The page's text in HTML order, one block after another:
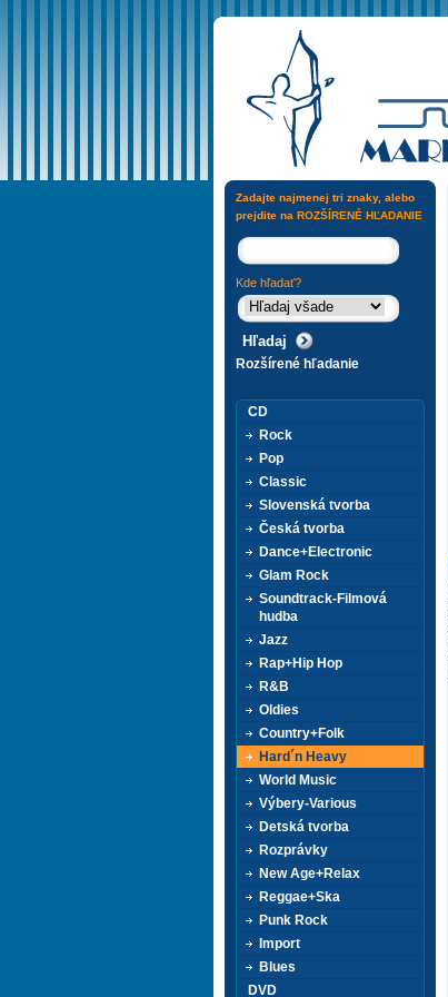
Zadajte najmenej tri znaky, alebo
prejdite na ROZŠÍRENÉ HĽADANIE
Kde hľadať?
Rozšírené hľadanie
CD
Rock
Pop
Classic
Slovenská tvorba
Česká tvorba
Dance+Electronic
Glam Rock
Soundtrack-Filmová
hudba
Jazz
Rap+Hip Hop
R&B
Oldies
Country+Folk
Hard´n Heavy
World Music
Výbery-Various
Detská tvorba
Rozprávky
New Age+Relax
Reggae+Ska
Punk Rock
Import
Blues
DVD